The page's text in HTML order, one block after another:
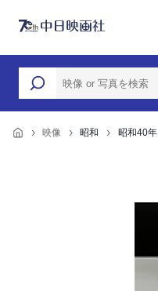
映像 昭和 昭和40年